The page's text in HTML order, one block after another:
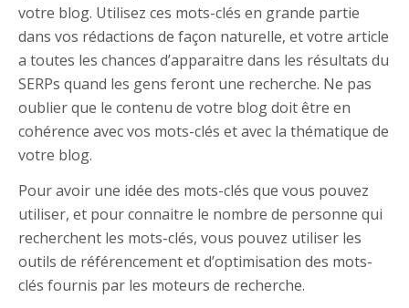
votre blog. Utilisez ces mots-clés en grande partie
dans vos rédactions de façon naturelle, et votre article
a toutes les chances d’apparaitre dans les résultats du
SERPs quand les gens feront une recherche. Ne pas
oublier que le contenu de votre blog doit être en
cohérence avec vos mots-clés et avec la thématique de
votre blog.
Pour avoir une idée des mots-clés que vous pouvez
utiliser, et pour connaitre le nombre de personne qui
recherchent les mots-clés, vous pouvez utiliser les
outils de référencement et d’optimisation des mots-
clés fournis par les moteurs de recherche.